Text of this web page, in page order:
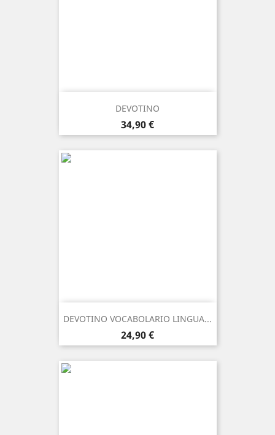
DEVOTINO
Prezzo
34,90 €
DEVOTINO VOCABOLARIO LINGUA...
Prezzo
24,90 €